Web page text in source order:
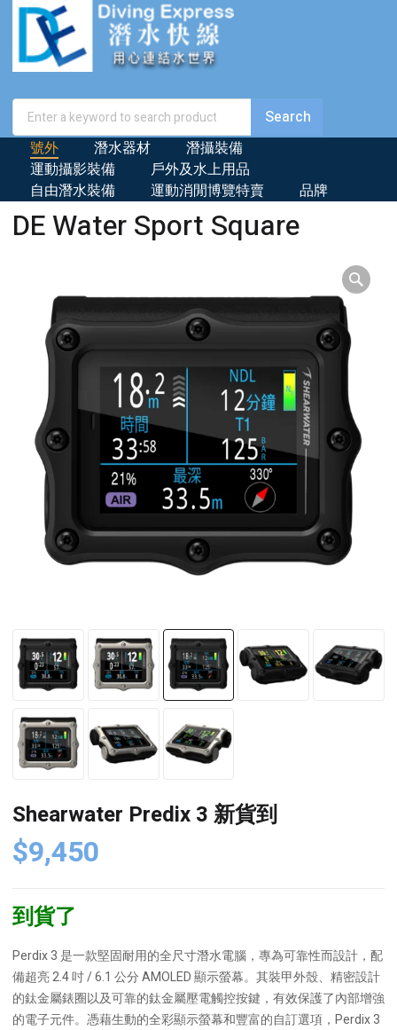
號外 潛水器材
潛攝裝備
運動攝影裝備
戶外及水上用品
自由潛水裝備
運動消閒博覽特賣 品牌
DE Water Sport Square
Shearwater Predix 3 新貨到
$9,450
到貨了
Perdix 3 是一款堅固耐用的全尺寸潛水電腦，專為可靠性而設計，配
備超亮 2.4 吋 / 6.1 公分 AMOLED 顯示螢幕。其裝甲外殼、精密設計
的鈦金屬錶圈以及可靠的鈦金屬壓電觸控按鍵，有效保護了內部增強
的電子元件。憑藉生動的全彩顯示螢幕和豐富的自訂選項，Perdix 3